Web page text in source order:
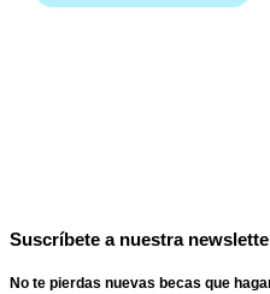
Suscríbete a nuestra
No te pierdas nuevas becas que